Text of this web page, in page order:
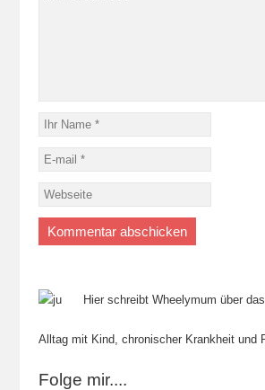
Hier schreibt Wheelymum über
Alltag mit Kind, chronischer Krankheit und
Folge mir....